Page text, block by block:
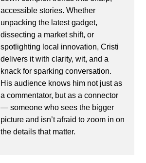
accessible stories. Whether
unpacking the latest gadget,
dissecting a market shift, or
spotlighting local innovation, Cristi
delivers it with clarity, wit, and a
knack for sparking conversation.
His audience knows him not just as
a commentator, but as a connector
— someone who sees the bigger
picture and isn’t afraid to zoom in on
the details that matter.